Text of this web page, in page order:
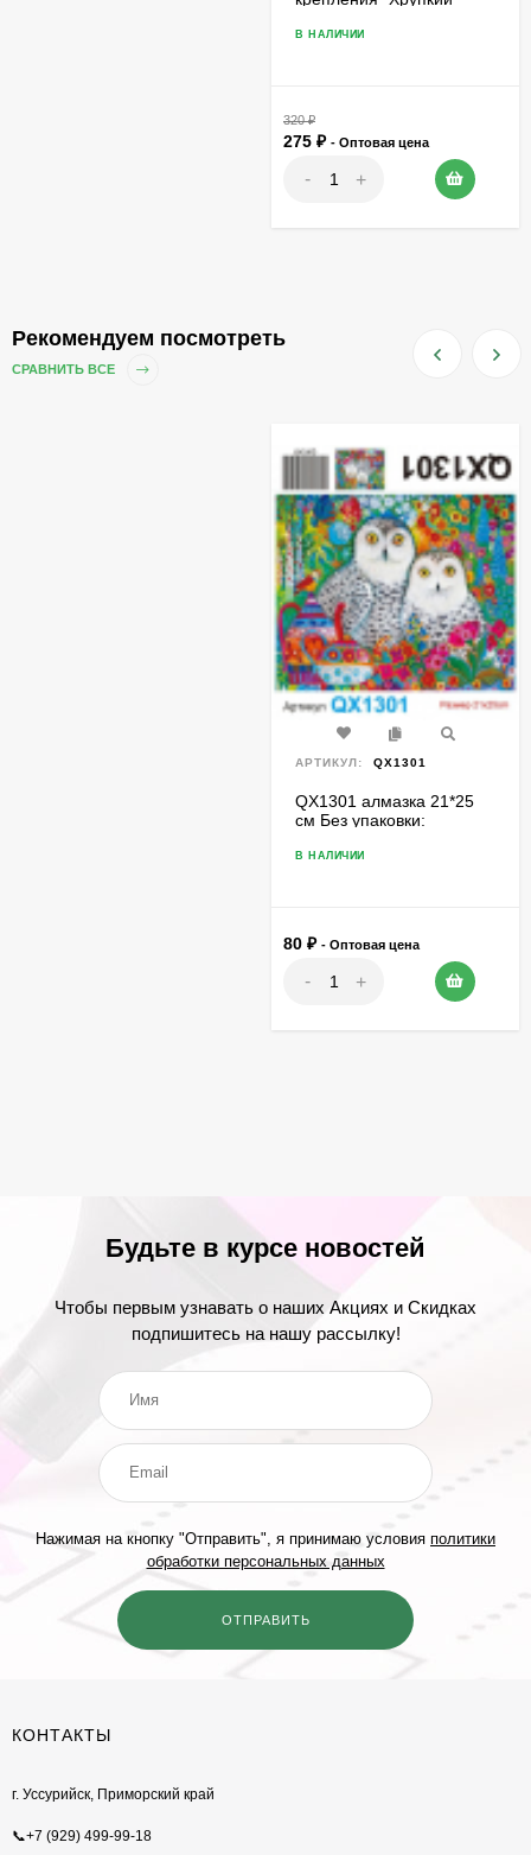
В НАЛИЧИИ
320₽
275 ₽ - Оптовая цена
- +
Рекомендуем посмотреть
СРАВНИТЬ ВСЕ
АРТИКУЛ: QX1301
QX1301 алмазка 21*25
см Без упаковки:
+ подставка
В НАЛИЧИИ
80 ₽ - Оптовая цена
- +
Будьте в курсе новостей
Чтобы первым узнавать о наших Акциях и Скидках
подпишитесь на нашу рассылку!
Нажимая на кнопку "Отправить", я принимаю условия политики
обработки персональных данных
КОНТАКТЫ
г. Уссурийск, Приморский край
📞+7 (929) 499-99-18